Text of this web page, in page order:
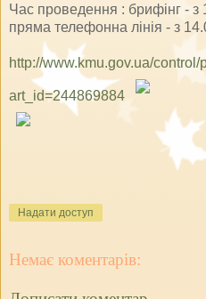
Час проведення : брифінг - з
пряма телефонна лінія - з
http://www.kmu.gov.ua/
art_id=244869884
Надати доступ
Немає коментарів: